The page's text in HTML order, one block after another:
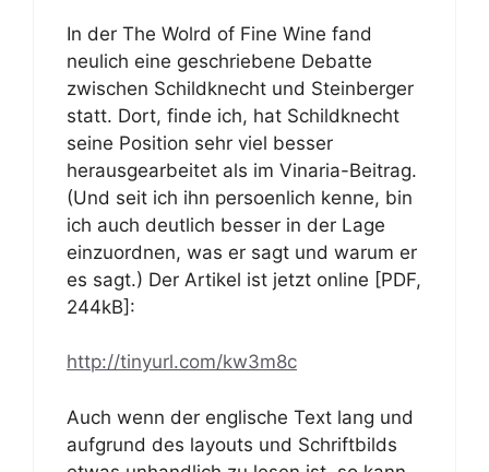
In der The Wolrd of Fine Wine fand
neulich eine geschriebene Debatte
zwischen Schildknecht und Steinberger
statt. Dort, finde ich, hat Schildknecht
seine Position sehr viel besser
herausgearbeitet als im Vinaria-Beitrag.
(Und seit ich ihn persoenlich kenne, bin
ich auch deutlich besser in der Lage
einzuordnen, was er sagt und warum er
es sagt.) Der Artikel ist jetzt online [PDF,
244kB]:
http://tinyurl.com/kw3m8c
Auch wenn der englische Text lang und
aufgrund des layouts und Schriftbilds